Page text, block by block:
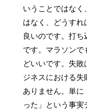
いうことではなく
はなく、どうすれ
良いのです。打ち
です。マラソンで
どいいです。失
ジネスにおける失
ありません。単に
った」という事